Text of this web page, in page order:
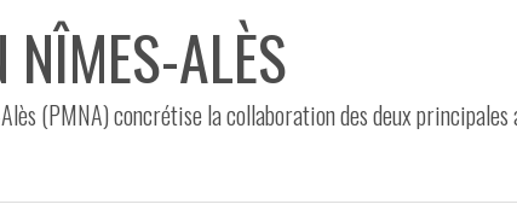
NÎMES-ALÈS
(PMNA) concrétise la collaboration des deux